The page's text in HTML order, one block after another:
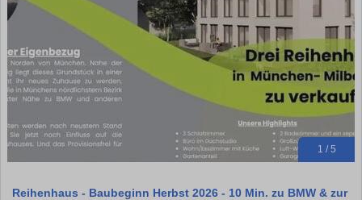
1 / 5
Reihenhaus - Baubeginn Herbst 2026 - 10 Min. zu BMW & zur